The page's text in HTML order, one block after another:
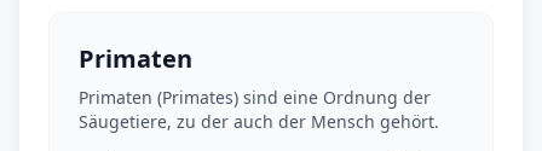
Primaten
Primaten (Primates) sind eine Ordnung der
Säugetiere, zu der auch der Mensch gehört.